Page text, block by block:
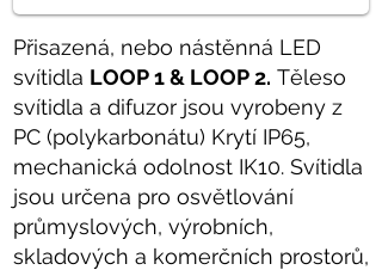
Přisazená, nebo nástěnná LED
svítidla LOOP 1 & LOOP 2. Těleso
svítidla a difuzor jsou vyrobeny z
PC (polykarbonátu) Krytí IP65,
mechanická odolnost IK10. Svítidla
jsou určena pro osvětlování
průmyslových, výrobních,
skladových a komerčních prostorů,